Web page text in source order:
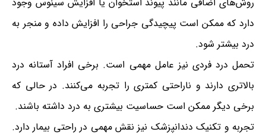
دارد که ممکن است پیچیدگی جراحی را افزایش داده و منجر به
درد بیشتر شود.
تحمل درد فردی نیز عامل مهمی است. برخی افراد آستانه درد
بالاتری دارند و ناراحتی کمتری را تجربه می‌کنند. در حالی که
برخی دیگر ممکن است حساسیت بیشتری به درد داشته باشند.
تجربه و تکنیک دندانپزشک نیز نقش مهمی در راحتی بیمار دارد.